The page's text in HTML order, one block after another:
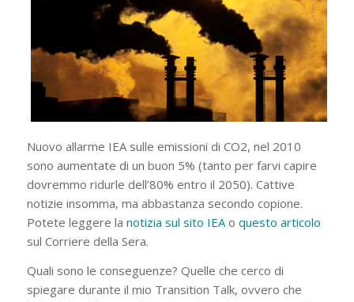
Nuovo allarme IEA sulle emissioni di CO2, nel 2010
sono aumentate di un buon 5% (tanto per farvi capire
dovremmo ridurle dell’80% entro il 2050). Cattive
notizie insomma, ma abbastanza secondo copione.
Potete leggere la notizia sul sito IEAo questo articolo
sul Corriere della Sera.
Quali sono le conseguenze? Quelle che cerco di
spiegare durante il mio Transition Talk, ovvero che